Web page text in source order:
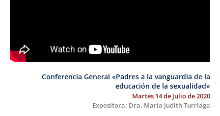
Conferencia General «Padres a la vanguardia de la
educación de la sexualidad»
Martes 14 de julio de 2020
Expositora: Dra. María Judith Turriaga